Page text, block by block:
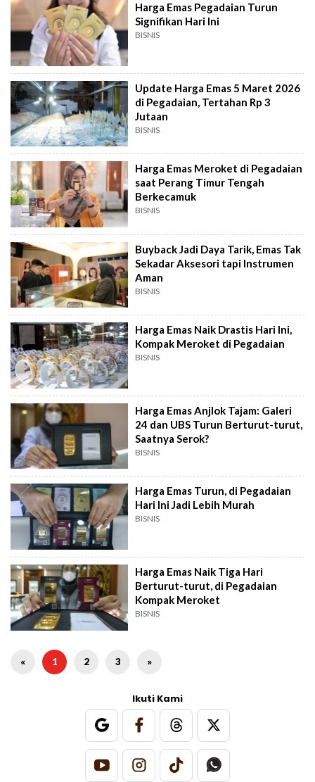
Harga Emas Pegadaian Turun
Signifikan Hari Ini
BISNIS
Update Harga Emas 5 Maret 2026
di Pegadaian, Tertahan Rp 3
Jutaan
BISNIS
Harga Emas Meroket di Pegadaian
saat Perang Timur Tengah
Berkecamuk
BISNIS
Buyback Jadi Daya Tarik, Emas Tak
Sekadar Aksesori tapi Instrumen
Aman
BISNIS
Harga Emas Naik Drastis Hari Ini,
Kompak Meroket di Pegadaian
BISNIS
Harga Emas Anjlok Tajam: Galeri
24 dan UBS Turun Berturut-turut,
Saatnya Serok?
BISNIS
Harga Emas Turun, di Pegadaian
Hari Ini Jadi Lebih Murah
BISNIS
Harga Emas Naik Tiga Hari
Berturut-turut, di Pegadaian
Kompak Meroket
BISNIS
« 1 2 3 »
Ikuti Kami